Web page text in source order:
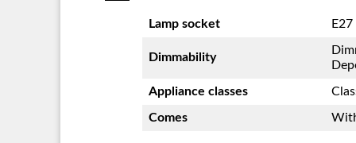
Lamp socket
Dimmability
Appliance classes
Comes